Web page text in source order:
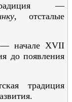
—
, отсталые
— начале XVII
до появления
традиция
.